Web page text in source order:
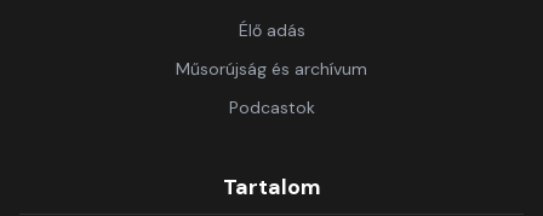
Élő adás
Műsorújság és archívum
Podcastok
Tartalom